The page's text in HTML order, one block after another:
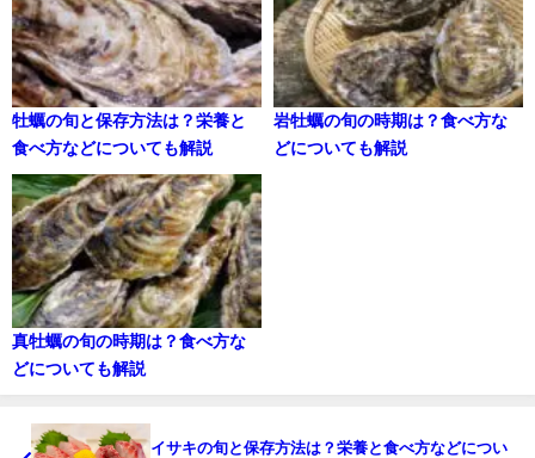
牡蠣の旬と保存方法は？栄養と
食べ方などについても解説
岩牡蠣の旬の時期は？食べ方な
どについても解説
真牡蠣の旬の時期は？食べ方な
どについても解説
イサキの旬と保存方法は？栄養と食べ方などについ